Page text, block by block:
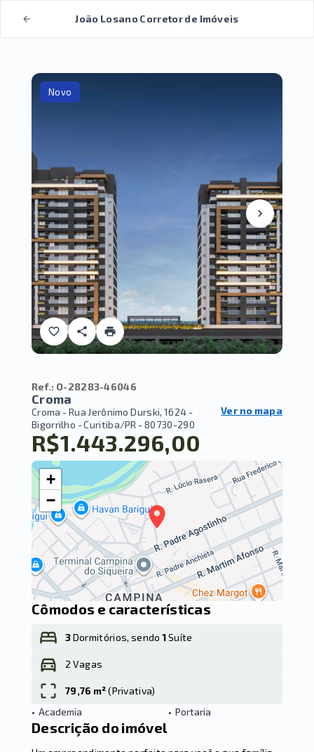
João Losano Corretor de Imóveis
Novo
Ref.: O-28283-46046
Croma
Croma -Rua Jerônimo Durski, 1624 -
Bigorrilho - Curitiba/PR - 80730-290
Ver no mapa
R$1.443.296,00
+
−
Cômodos e características
3Dormitórios, sendo1Suíte
2 Vagas
79,76 m²(Privativa)
• Academia • Portaria
Descrição do imóvel